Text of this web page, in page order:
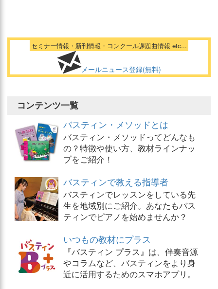
セミナー情報・新刊情報・コンクール課題曲情報 etc...
メールニュース登録(無料)
コンテンツ一覧
バスティン・メソッドとは
バスティン・メソッドってどんなも
の？特徴や使い方、教材ラインナッ
プをご紹介！
バスティンで教える指導者
バスティンでレッスンをしている先
生を地域別にご紹介。あなたもバス
ティンでピアノを始めませんか？
いつもの教材にプラス
『バスティン プラス』は、伴奏音源
やコラムなど、バスティンをより身
近に活用するためのスマホアプリ。